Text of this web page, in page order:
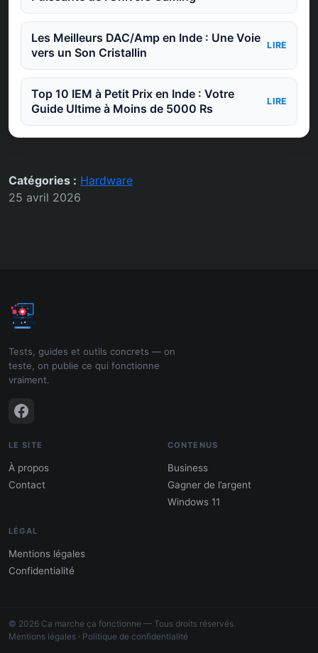
Les Meilleurs DAC/Amp en Inde : Une Voie
vers un Son Cristallin
LIRE
Top 10 IEM à Petit Prix en Inde : Votre
Guide Ultime à Moins de 5000 Rs
LIRE
Catégories : Hardware
25 avril 2026
Tests, guides et outils concrets — on
teste, on publie ce qui fonctionne
vraiment.
LE SITE
À propos
Contact
CONTENUS
Business
Gagner de l’argent
Windows 11
LÉGAL
Mentions légales
Confidentialité
© 2026 Ca marche ça fonctionne — Tous droits réservés.
Mentions légales · Politique de confidentialité
l'argent
Gagne 300 € – 5 000 € / mois · Guide testé